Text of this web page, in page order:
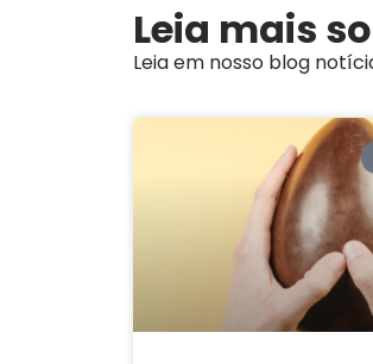
Leia mais
Leia em nosso blog